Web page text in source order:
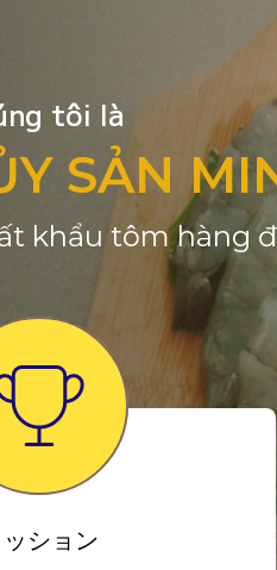
tôi là
SẢN
khẩu tôm hàng
ッション